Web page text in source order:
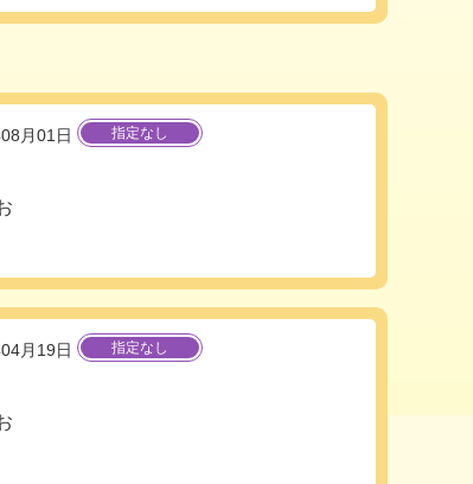
月01日 指定なし
月19日 指定なし